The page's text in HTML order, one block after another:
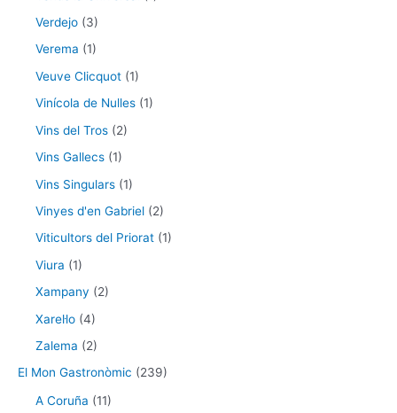
Verdejo (3)
Verema (1)
Veuve Clicquot (1)
Vinícola de Nulles (1)
Vins del Tros (2)
Vins Gallecs (1)
Vins Singulars (1)
Vinyes d'en Gabriel (2)
Viticultors del Priorat (1)
Viura (1)
Xampany (2)
Xarel·lo (4)
Zalema (2)
El Mon Gastronòmic (239)
A Coruña (11)